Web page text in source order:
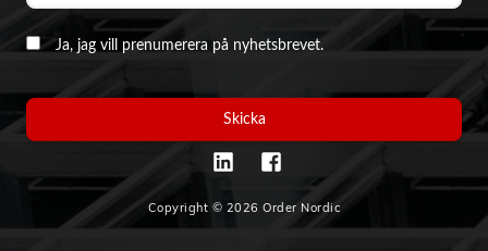
Ja, jag vill prenumerera på nyhetsbrevet.
Skicka
Copyright © 2026 Order Nordic